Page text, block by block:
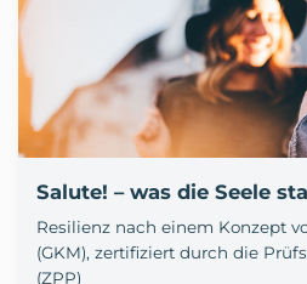
Salute! – was die Seele
Resilienz nach einem Konzept
(GKM), zertifiziert durch die
(ZPP)